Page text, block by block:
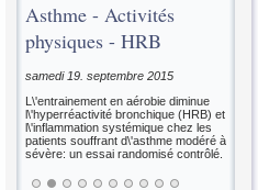
Asthme - Activités
physiques - HRB
samedi 19. septembre 2015
L\'entrainement en aérobie diminue
l\'hyperréactivité bronchique (HRB) et
l\'inflammation systémique chez les
patients souffrant d\'asthme modéré à
sévère: un essai randomisé contrôlé.